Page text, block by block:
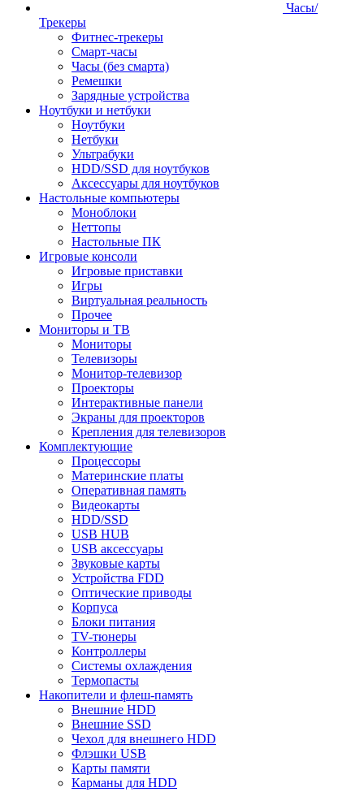
Часы/
Трекеры
Фитнес-трекеры
Смарт-часы
Часы (без смарта)
Ремешки
Зарядные устройства
Ноутбуки и нетбуки
Ноутбуки
Нетбуки
Ультрабуки
HDD/SSD для ноутбуков
Аксессуары для ноутбуков
Настольные компьютеры
Моноблоки
Неттопы
Настольные ПК
Игровые консоли
Игровые приставки
Игры
Виртуальная реальность
Прочее
Мониторы и ТВ
Мониторы
Телевизоры
Монитор-телевизор
Проекторы
Интерактивные панели
Экраны для проекторов
Крепления для телевизоров
Комплектующие
Процессоры
Материнские платы
Оперативная память
Видеокарты
HDD/SSD
USB HUB
USB аксессуары
Звуковые карты
Устройства FDD
Оптические приводы
Корпуса
Блоки питания
TV-тюнеры
Контроллеры
Системы охлаждения
Термопасты
Накопители и флеш-память
Внешние HDD
Внешние SSD
Чехол для внешнего HDD
Флэшки USB
Карты памяти
Карманы для HDD